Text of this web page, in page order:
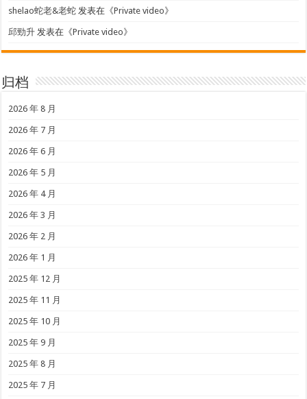
shelao蛇老&老蛇 发表在《Private video》
邱勁升 发表在《Private video》
归档
2026 年 8 月
2026 年 7 月
2026 年 6 月
2026 年 5 月
2026 年 4 月
2026 年 3 月
2026 年 2 月
2026 年 1 月
2025 年 12 月
2025 年 11 月
2025 年 10 月
2025 年 9 月
2025 年 8 月
2025 年 7 月